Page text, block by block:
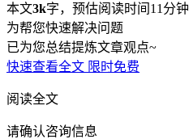
本文3k字，预估阅读时间11分钟
为帮您快速解决问题
已为您总结提炼文章观点~
快速查看全文 限时免费
阅读全文
请确认咨询信息